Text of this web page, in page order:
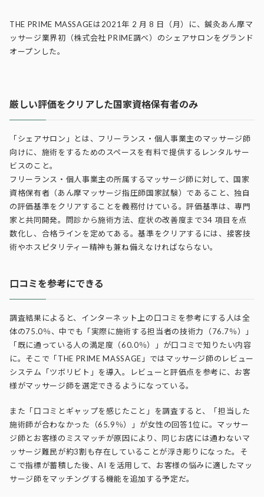
THE PRIME MASSAGEは2021年 2 月 8 日（月）に、鍼灸あん摩マ
ッサージ業界初（株式会社 PRIME調べ）のシェアサロンをグランド
オープンした。
厳しい評価をクリアした国家資格保有者のみ
「シェアサロン」とは、フリーランス・個人事業主のマッサージ師
向けに、施術をするためのスペースを有料で提供するレンタルサー
ビスのこと。
フリーランス・個人事業主の所属するマッサージ師に対して、国家
資格保有者（あん摩マッサージ指圧師国家試験）であること、独自
の評価基準をクリアすることを義務付けている。評価基準は、専門
家と共同開発。問診から施術方法、症状の改善度まで34 項目を点
数化し、合格ラインを定めてある。基準をクリアするには、接客技
術やホスピタリティー精神も兼ね備えなければならない。
口コミを参考にできる
調査結果によると、インターネット上の口コミを参考にする人は全
体の75.0％、中でも「実際に施術する担当者の技術力（76.7％）」
「既に通っている人の満足度（60.0％）」が口コミで知りたい内容
に。そこで「THE PRIME MASSAGE」ではマッサージ師のレビュー
システム「ツボリビト」を導入。レビューと評価点を参考に、お客
様がマッサージ師を選定できるようになっている。
また「口コミとギャップを感じたこと」を調査すると、「担当した
施術師が合わなかった（65.9％）」が女性の回答1位に。マッサー
ジ師とお客様のミスマッチが原因により、同じお店には通わないマ
ッサージ難民が約3割も存在していることが浮き彫りになった。そ
こで指標が蓄積した後、AI を活用して、お客様の悩みに適したマッ
サージ師をマッチングする機能を追加する予定だ。